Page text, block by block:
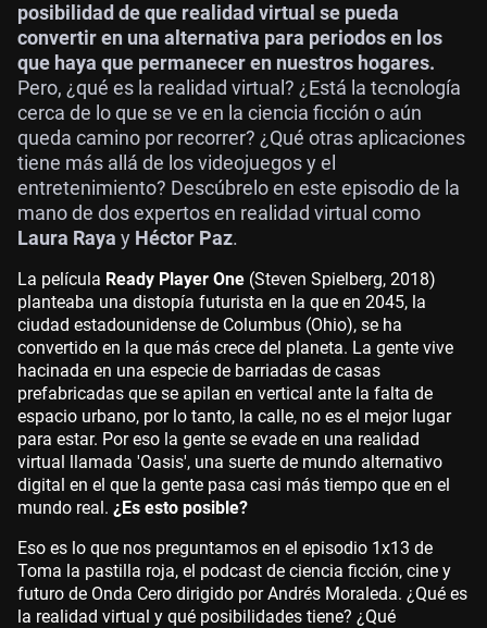
posibilidad de que realidad virtual se pueda
convertir en una alternativa para periodos en los
que haya que permanecer en nuestros hogares.
Pero, ¿qué es la realidad virtual? ¿Está la tecnología
cerca de lo que se ve en la ciencia ficción o aún
queda camino por recorrer? ¿Qué otras aplicaciones
tiene más allá de los videojuegos y el
entretenimiento? Descúbrelo en este episodio de la
mano de dos expertos en realidad virtual como
Laura Raya y Héctor Paz.
La película Ready Player One (Steven Spielberg, 2018)
planteaba una distopía futurista en la que en 2045, la
ciudad estadounidense de Columbus (Ohio), se ha
convertido en la que más crece del planeta. La gente vive
hacinada en una especie de barriadas de casas
prefabricadas que se apilan en vertical ante la falta de
espacio urbano, por lo tanto, la calle, no es el mejor lugar
para estar. Por eso la gente se evade en una realidad
virtual llamada 'Oasis', una suerte de mundo alternativo
digital en el que la gente pasa casi más tiempo que en el
mundo real. ¿Es esto posible?
Eso es lo que nos preguntamos en el episodio 1x13 de
Toma la pastilla roja, el podcast de ciencia ficción, cine y
futuro de Onda Cero dirigido por Andrés Moraleda. ¿Qué es
la realidad virtual y qué posibilidades tiene? ¿Qué